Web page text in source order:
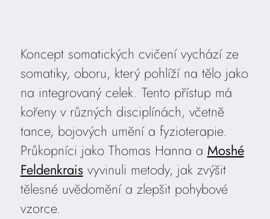
Koncept somatických cvičení vychází ze
somatiky, oboru, který pohlíží na tělo jako
na integrovaný celek. Tento přístup má
kořeny v různých disciplínách, včetně
tance, bojových umění a fyzioterapie.
Průkopníci jako Thomas Hanna a Moshé
Feldenkrais vyvinuli metody, jak zvýšit
tělesné uvědomění a zlepšit pohybové
vzorce.